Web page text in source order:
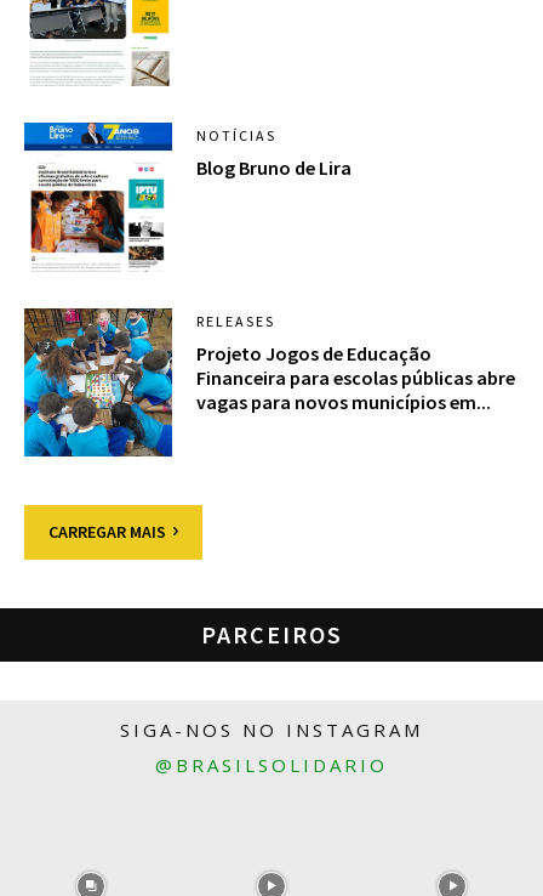
NOTÍCIAS
Blog Bruno de Lira
RELEASES
Projeto Jogos de Educação
Financeira para escolas públicas abre
vagas para novos municípios em...
CARREGAR MAIS
PARCEIROS
SIGA-NOS NO INSTAGRAM
@BRASILSOLIDARIO